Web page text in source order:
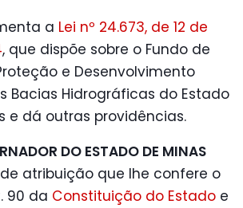
a Lei nº 24.673, de 12 de
, que dispõe sobre o Fundo de
e Desenvolvimento
Bacias Hidrográficas do Estado
e dá outras providências.
DO ESTADO DE MINAS
atribuição que lhe confere o
90 da Constituição do Estado e